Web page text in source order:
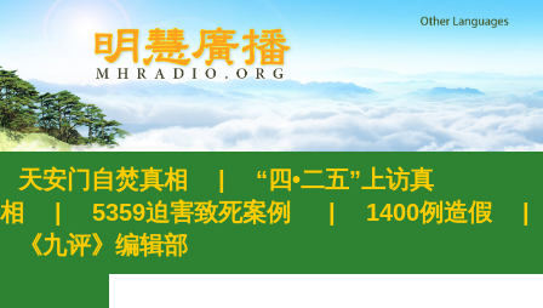
天安门自焚真相
“四•二五”上访真
相
5359迫害致死案例 1400例造假
《九评》编辑部